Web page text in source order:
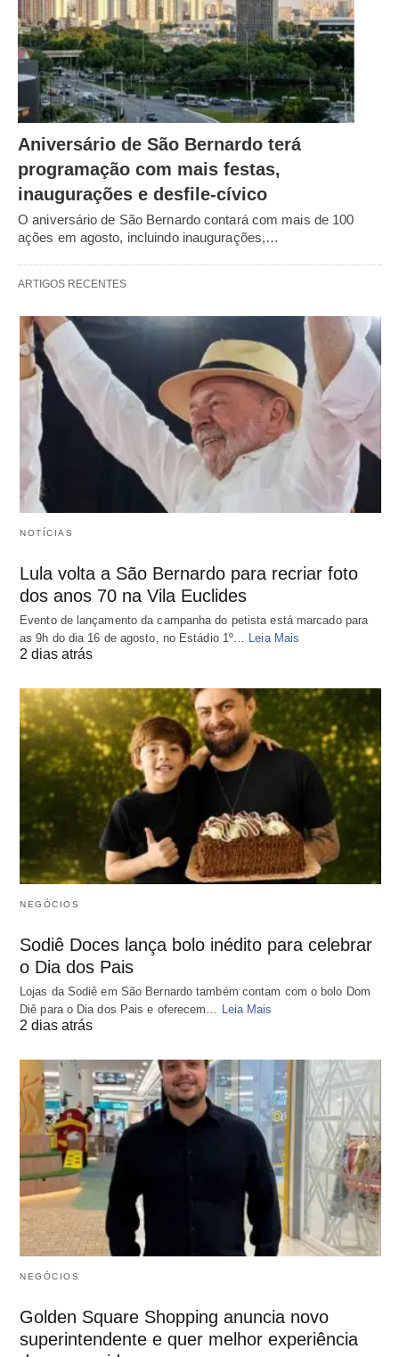
Aniversário de São Bernardo terá
programação com mais festas,
inaugurações e desfile-cívico
O aniversário de São Bernardo contará com mais de 100
ações em agosto, incluindo inaugurações,…
ARTIGOS RECENTES
NOTÍCIAS
Lula volta a São Bernardo para recriar foto
dos anos 70 na Vila Euclides
Evento de lançamento da campanha do petista está marcado para
as 9h do dia 16 de agosto, no Estádio 1º…
Leia Mais
2 dias atrás
NEGÓCIOS
Sodiê Doces lança bolo inédito para celebrar
o Dia dos Pais
Lojas da Sodiê em São Bernardo também contam com o bolo Dom
Diê para o Dia dos Pais e oferecem… Leia Mais
2 dias atrás
NEGÓCIOS
Golden Square Shopping anuncia novo
superintendente e quer melhor experiência